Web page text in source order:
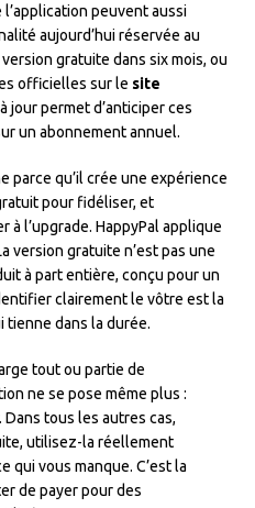
l’application peuvent aussi
aujourd’hui réservée au
gratuite dans six mois, ou
officielles sur le site
jour permet d’anticiper ces
un abonnement annuel.
parce qu’il crée une expérience
pour fidéliser, et
l’upgrade. HappyPal applique
version gratuite n’est pas une
à part entière, conçu pour un
clairement le vôtre est la
tienne dans la durée.
tout ou partie de
ne se pose même plus :
tous les autres cas,
utilisez-la réellement
qui vous manque. C’est la
de payer pour des